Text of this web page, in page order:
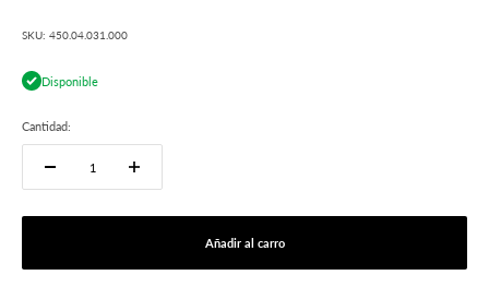
SKU: 450.04.031.000
Disponible
Cantidad:
Añadir al carro